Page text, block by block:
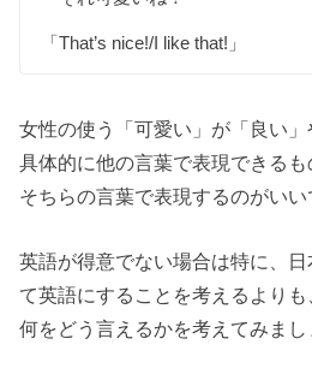
「That’s nice!/I like that!」
女性の使う「可愛い」が「良い
具体的に他の言葉で表現できるも
そちらの言葉で表現するのがいい
英語が得意でない場合は特に、
て英語にすることを考えるより
何をどう言えるかを考えてみまし